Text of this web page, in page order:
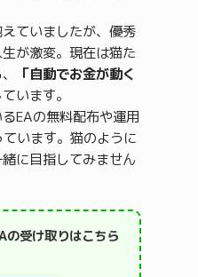
ていましたが、優秀
が激変。現在は猫た
「自動でお金が動く
います。
EAの無料配布や運用
います。猫のように
に目指してみません
の受け取りはこちら